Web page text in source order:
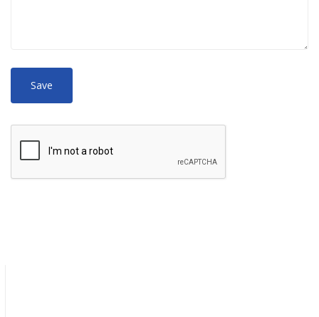
HTML
Web page addresses and e-mail addresses turn into links
Lines and paragraphs break automatically.